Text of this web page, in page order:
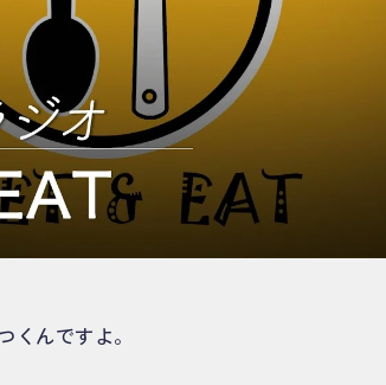
くんですよ。